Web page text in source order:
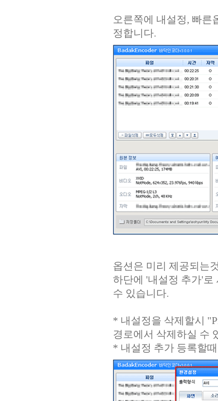
오른쪽에 내설정, 빠른
정합니다.
옵션은 미리 제공되는
하단에 '내설정 추가'로
수 있습니다.
* 내설정을 삭제할시
경로에서 삭제하실 수
* 내설정 추가 등록할